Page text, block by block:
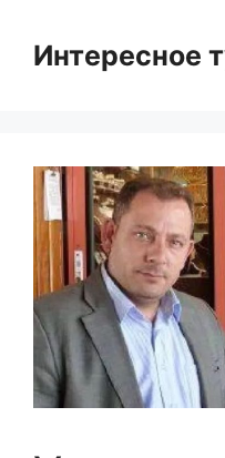
contentИнтересное